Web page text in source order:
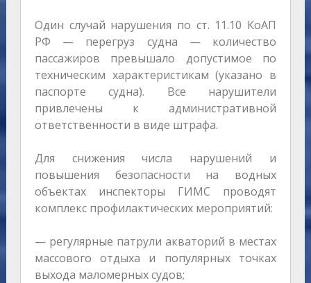
Один случай нарушения по ст. 11.10 КоАП
РФ — перегруз судна — количество
пассажиров превышало допустимое по
техническим характеристикам (указано в
паспорте судна). Все нарушители
привлечены к административной
ответственности в виде штрафа.
Для снижения числа нарушений и
повышения безопасности на водных
объектах инспекторы ГИМС проводят
комплекс профилактических мероприятий:
— регулярные патрули акваторий в местах
массового отдыха и популярных точках
выхода маломерных судов;